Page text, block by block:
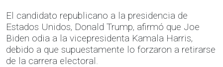
El candidato republicano a la presidencia de
Estados Unidos, Donald Trump, afirmó que Joe
Biden odia a la vicepresidenta Kamala Harris,
debido a que supuestamente lo forzaron a retirarse
de la carrera electoral.